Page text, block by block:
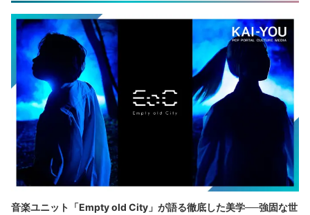
音楽ユニット「Empty old City」が語る徹底した美学──強固な世